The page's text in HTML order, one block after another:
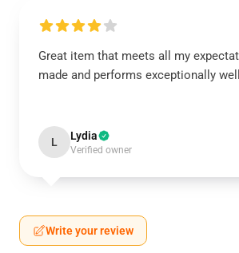
Great item that meets all my
made and performs exceptionally
L Lydia
Verified owner
Write your review